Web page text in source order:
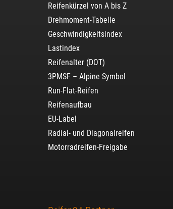
Reifenkürzel von A bis Z
Drehmoment-Tabelle
Geschwindigkeitsindex
Lastindex
Reifenalter (DOT)
3PMSF – Alpine Symbol
Run-Flat-Reifen
Reifenaufbau
EU-Label
Radial- und Diagonalreifen
Motorradreifen-Freigabe